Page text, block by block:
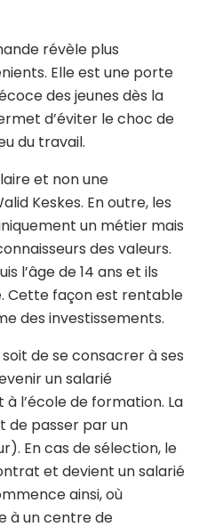
révèle plus
Elle est une porte
des jeunes dès la
d’éviter le choc de
du travail.
et non une
Keskes. En outre, les
un métier mais
des valeurs.
l’âge de 14 ans et ils
Cette façon est rentable
des investissements.
de se consacrer à ses
un salarié
l’école de formation. La
de passer par un
En cas de sélection, le
et devient un salarié
ainsi, où
à un centre de